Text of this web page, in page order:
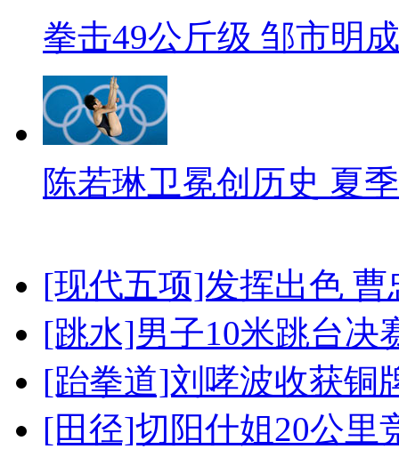
拳击49公斤级 邹市明
陈若琳卫冕创历史 夏
[现代五项]发挥出色
[跳水]男子10米跳台决
[跆拳道]刘哮波收获铜
[田径]切阳什姐20公里